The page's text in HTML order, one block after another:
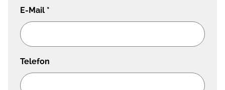
E-Mail *
Telefon